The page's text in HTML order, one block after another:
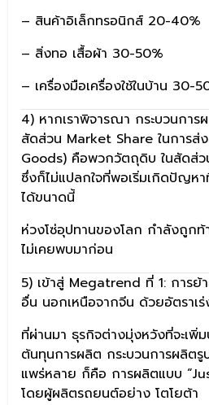
– สินค้าอิเล็กทรอนิกส์ 20-40%
– สิ่งทอ เสื้อผ้า 30-50%
– เครื่องมือเครื่องใช้ในบ้าน 30-
4) หากเราพิจารณา กระบวนกา
สัดส่วน Market Share ในการส่
Goods) คือพวกวัตถุดิบ ในสัดส่
ซึ่งก็ไม่แปลกใจที่พอเริ่มเกิดปัญห
ได้ขนาดนี้
ห่วงโซ่อุปทานของโลก กำลังถูก
ไม่เคยพบมาก่อน
5) เข้าสู่ Megatrend ที่ 1: การย้
อื่น นอกเหนือจากจีน ด้วยอัตราเร่
ที่ผ่านมา ธุรกิจต่างมุ่งหวังที่จะเพิ่
ต้นทุนการผลิต กระบวนการผลิต
แพร่หลาย ก็คือ การผลิตแบบ
โดยผู้ผลิตรถยนต์อย่าง โตโยต้า